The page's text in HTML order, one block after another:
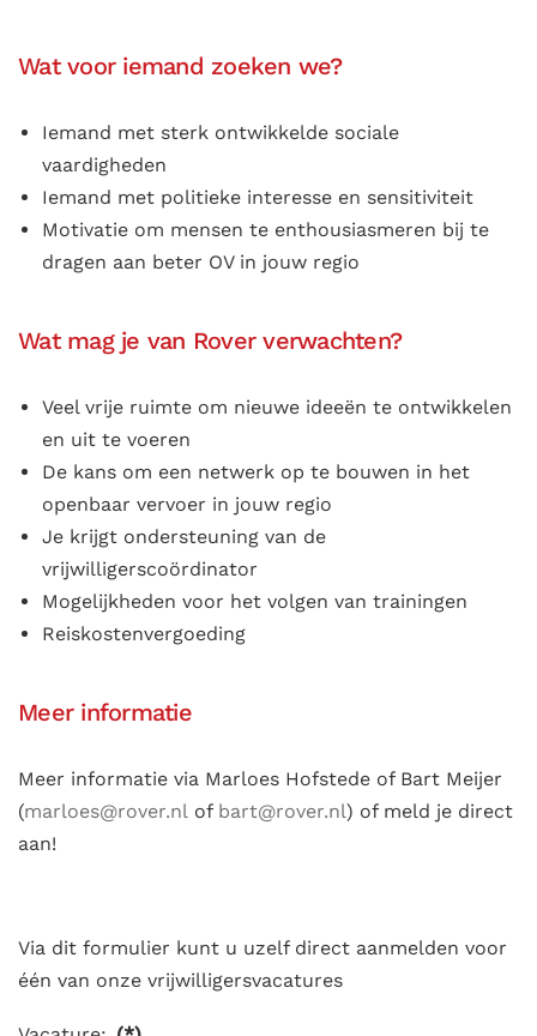
Wat voor iemand zoeken we?
Iemand met sterk ontwikkelde sociale
vaardigheden
Iemand met politieke interesse en sensitiviteit
Motivatie om mensen te enthousiasmeren bij te
dragen aan beter OV in jouw regio
Wat mag je van Rover verwachten?
Veel vrije ruimte om nieuwe ideeën te ontwikkelen
en uit te voeren
De kans om een netwerk op te bouwen in het
openbaar vervoer in jouw regio
Je krijgt ondersteuning van de
vrijwilligerscoördinator
Mogelijkheden voor het volgen van trainingen
Reiskostenvergoeding
Meer informatie
Meer informatie via Marloes Hofstede of Bart Meijer
(marloes@rover.nl of bart@rover.nl) of meld je direct
aan!
Via dit formulier kunt u uzelf direct aanmelden voor
één van onze vrijwilligersvacatures